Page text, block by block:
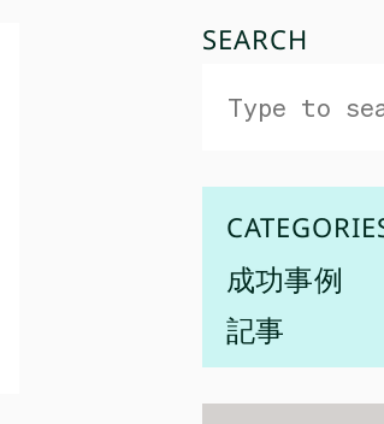
SEARCH
成功事例
記事